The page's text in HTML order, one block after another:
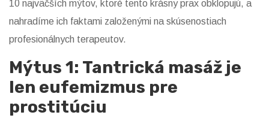
10 najväčších mýtov, ktoré tento krásny prax obklopujú, a
nahradíme ich faktami založenými na skúsenostiach
profesionálnych terapeutov.
Mýtus 1: Tantrická masáž je
len eufemizmus pre
prostitúciu